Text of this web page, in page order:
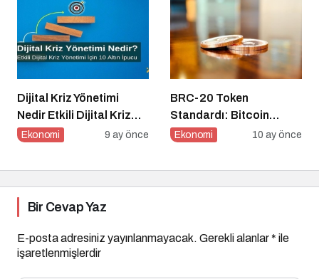
Dijital Kriz Yönetimi
Nedir Etkili Dijital Kriz
Yönetimi için 10 Altın
Ekonomi 9 ay önce
BRC-20 Token
Standardı: Bitcoin
Üzerindeki Deneysel
Ekonomi 10 ay önce
Bir Cevap Yaz
E-posta adresiniz yayınlanmayacak. Gerekli alanlar* ile
işaretlenmişlerdir